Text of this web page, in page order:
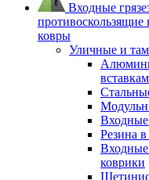
Входные
ковры
Уличные и
Входные
Резина
коврики